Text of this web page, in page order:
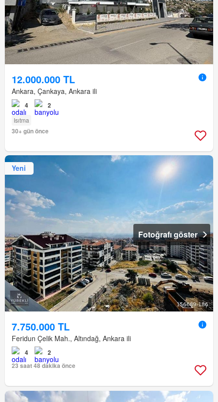
12.000.000 TL
Ankara, Çankaya, Ankara ili
4 2
Isıtma
30+ gün önce
Yeni
Fotoğrafı göster
7.750.000 TL
Feridun Çelik Mah., Altındağ, Ankara ili
4
2
23 saat 48 dakika önce